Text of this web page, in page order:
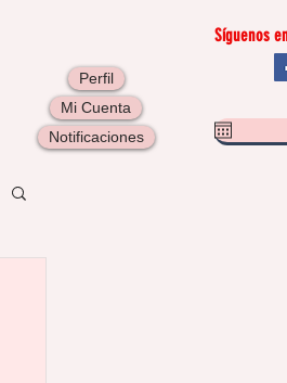
Síguenos
Perfil
Mi Cuenta
Notificaciones